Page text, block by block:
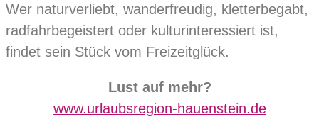
Wer naturverliebt, wanderfreudig, kletterbegabt,
radfahrbegeistert oder kulturinteressiert ist,
findet sein Stück vom Freizeitglück.
Lust auf mehr?
www.urlaubsregion-hauenstein.de